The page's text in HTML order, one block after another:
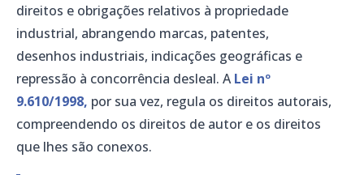
direitos e obrigações relativos à propriedade
industrial, abrangendo marcas, patentes,
desenhos industriais, indicações geográficas e
repressão à concorrência desleal. ALei nº
9.610/1998, por sua vez, regula os direitos autorais,
compreendendo os direitos de autor e os direitos
que lhes são conexos.